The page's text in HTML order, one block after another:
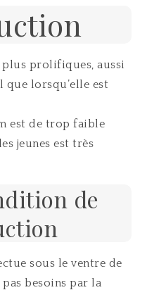
plus prolifiques, aussi
que lorsqu’elle est
est de trop faible
jeunes est très
de
sous le ventre de
besoins par la